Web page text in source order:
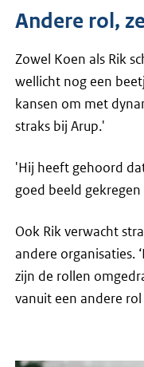
Andere rol,
Zowel Koen als Rik
wellicht nog een
kansen om met
straks bij Arup.'
'Hij heeft gehoord
goed beeld
Ook Rik verwacht
andere organisaties.
zijn de rollen
vanuit een andere